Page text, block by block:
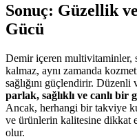
Sonuç: Güzellik
Gücü
Demir içeren multivitaminler,
kalmaz, aynı zamanda
sağlığını güçlendirir. Düzenli
parlak, sağlıklı ve canlı bir
Ancak, herhangi bir takviye
ve ürünlerin kalitesine dikkat
olur.